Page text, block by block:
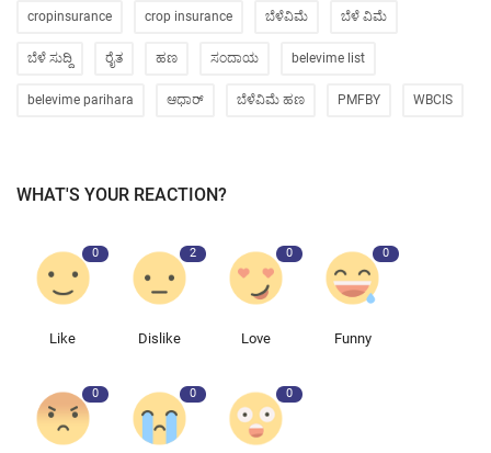
cropinsurance crop insurance ಬೆಳೆವಿಮೆ ಬೆಳೆ ವಿಮೆ
ಬೆಳೆ ಸುದ್ದಿ ರೈತ ಹಣ ಸಂದಾಯ belevime list
belevime parihara ಆಧಾರ್ ಬೆಳೆವಿಮೆ ಹಣ PMFBY WBCIS
WHAT'S YOUR REACTION?
0
Like
2
Dislike
0
Love
0
Funny
0 0 0